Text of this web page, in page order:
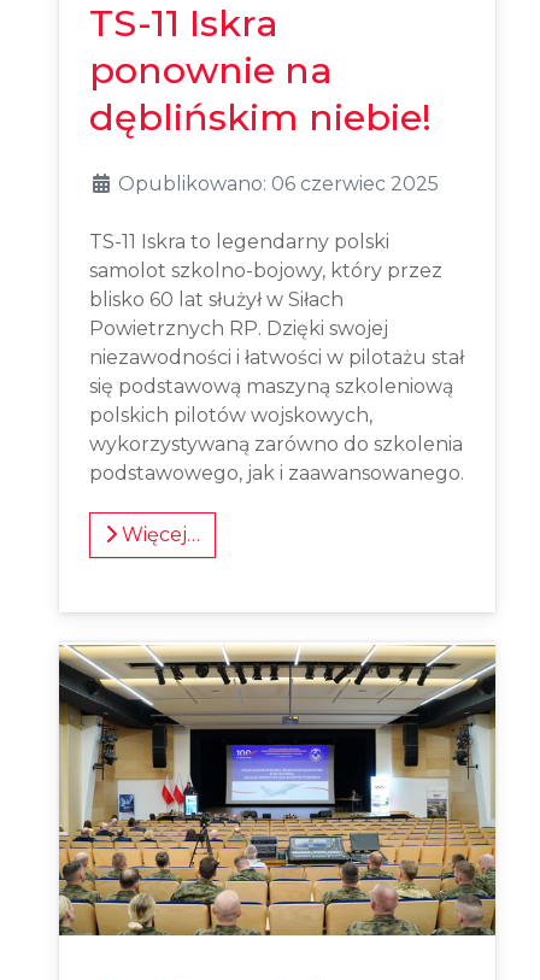
TS-11 Iskra
ponownie na
dęblińskim niebie!
Opublikowano: 06 czerwiec 2025
TS-11 Iskra to legendarny polski
samolot szkolno-bojowy, który przez
blisko 60 lat służył w Siłach
Powietrznych RP. Dzięki swojej
niezawodności i łatwości w pilotażu stał
się podstawową maszyną szkoleniową
polskich pilotów wojskowych,
wykorzystywaną zarówno do szkolenia
podstawowego, jak i zaawansowanego.
Więcej…